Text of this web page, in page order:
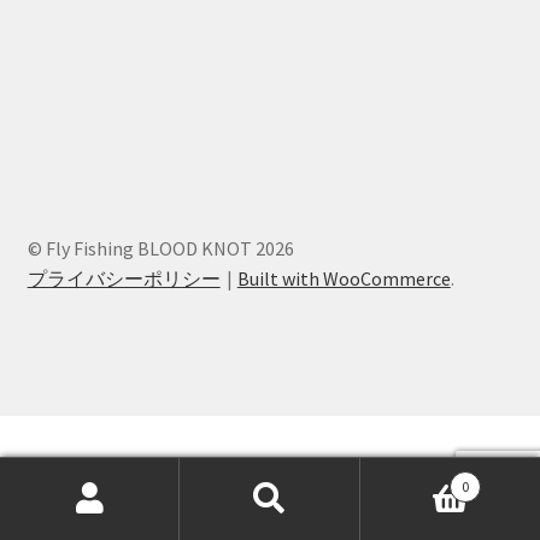
© Fly Fishing BLOOD KNOT 2026
プライバシーポリシー
Built with WooCommerce.
0